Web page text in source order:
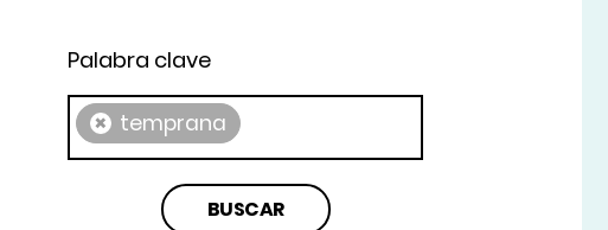
Palabra clave
× temprana